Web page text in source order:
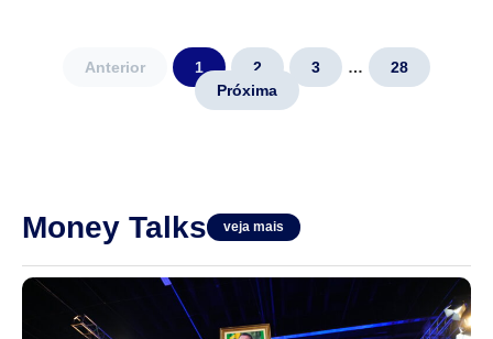
enganosas nas redes
sociais voltaram a gerar
preocupação sobre o vírus
Anterior 1 2 3 …
28
Próxima
Money Talks veja mais